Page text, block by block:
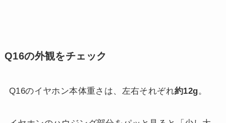
Q16の外観をチェック
Q16のイヤホン本体重さは、左右それぞれ約12g。